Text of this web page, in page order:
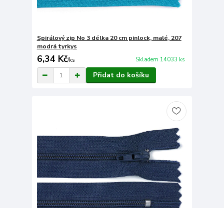
Spirálový zip No 3 délka 20 cm pinlock, malé, 207
modrá tyrkys
6,34 Kč/ks Skladem 14033 ks
Přidat do košíku